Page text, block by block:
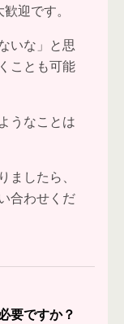
迎です。
いな」と思
ことも可能
うなことは
したら、
合わせくだ
要ですか？